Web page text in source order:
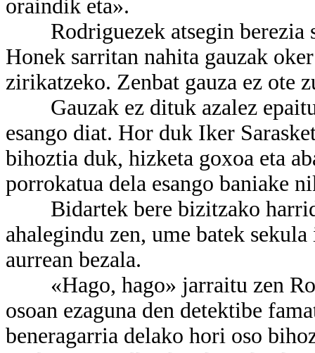
oraindik eta».
Rodriguezek atsegin berezia
Honek sarritan nahita gauzak
zirikatzeko. Zenbat gauza ez ote
Gauzak ez dituk azalez epaitu
esango diat. Hor duk Iker
bihoztia duk, hizketa goxoa eta
porrokatua dela esango baniake
Bidartek bere bizitzako
ahalegindu zen, ume batek
aurrean bezala.
«Hago, hago» jarraitu zen
osoan ezaguna den detektibe
beneragarria delako hori oso